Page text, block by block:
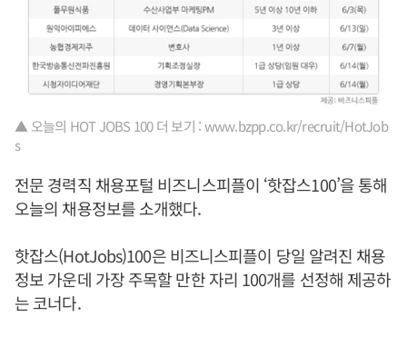
▲ 오늘의 HOT JOBS 100 더 보기 : www.bzpp.co.kr/recruit/HotJob
s
전문 경력직 채용포털 비즈니스피플이 ‘핫잡스100’을 통해
오늘의 채용정보를 소개했다.
핫잡스(HotJobs)100은 비즈니스피플이 당일 알려진 채용
정보 가운데 가장 주목할 만한 자리 100개를 선정해 제공하
는 코너다.